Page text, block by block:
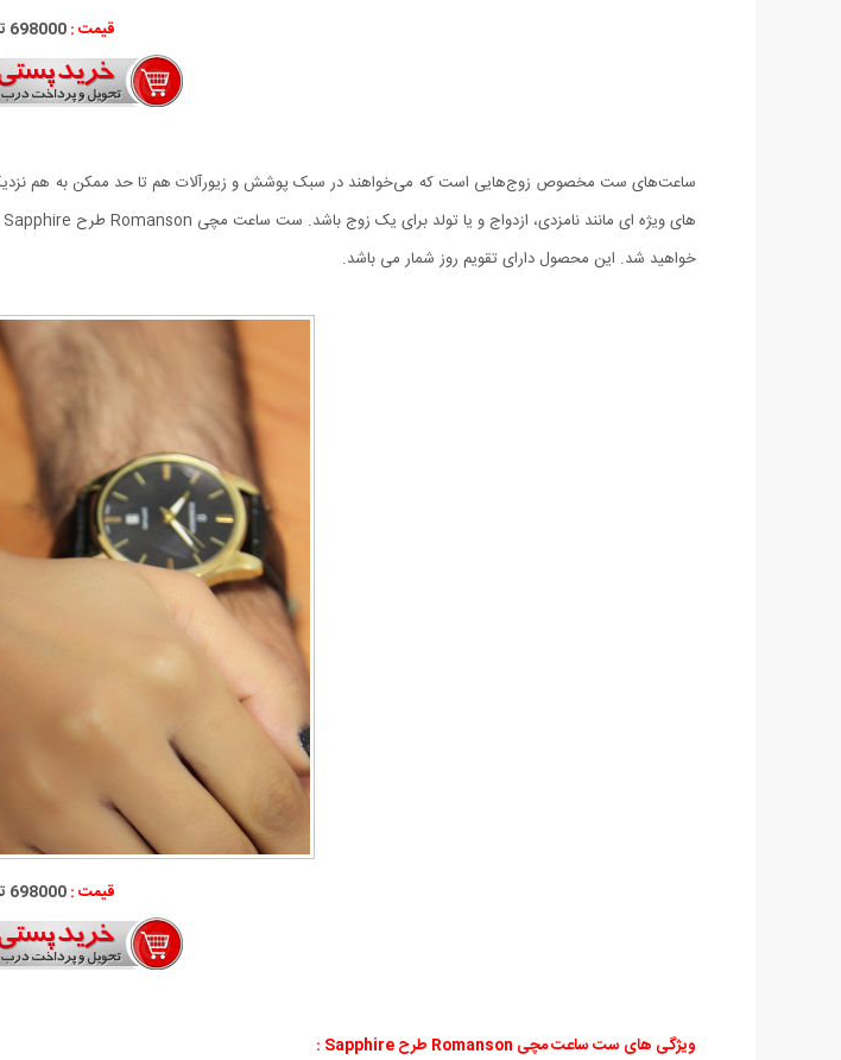
قیمت :698000 تومان
خواهید شد. این محصول دارای تقویم روز شمار می باشد.
قیمت :698000 تومان
ویژگی های ست ساعت مچی Romanson طرح Sapphire :